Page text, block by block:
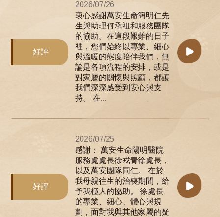
好評
2026/07/26
衷心感謝萬安生命簡明仁先
生與助理何承祖和服務團隊
的協助。在這段艱難的日子
裡，您們始終以專業、細心
與溫暖的態度陪伴我們，無
論是各項流程的安排，或是
對家屬的關懷與照顧，都讓
我們深深感受到安心與支
持。 在...
好評
2026/07/25
感謝： 萬安生命陽明醫院
服務處處長徐戎青徐處長，
以及萬安團隊同仁。 在於
我母親往生的治喪期間，給
予我極大的協助。 徐處長
的專業、細心、體心與規
劃，面對我與其他家屬的疑